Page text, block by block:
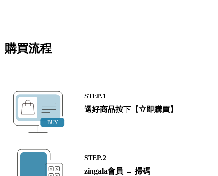
購買流程
STEP.1
選好商品按下【立即購買】
STEP.2
zingala會員 → 掃碼